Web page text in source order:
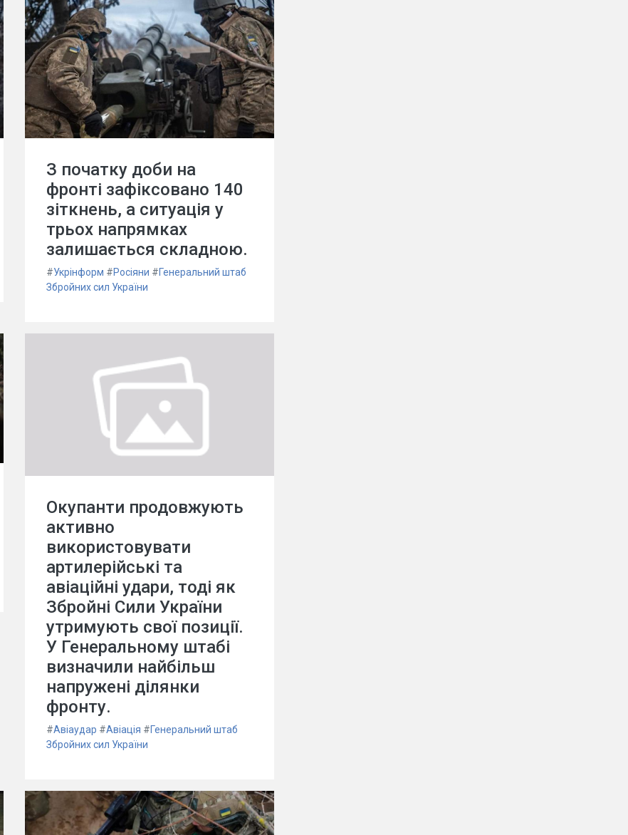
З початку доби на
фронті зафіксовано 140
зіткнень, а ситуація у
трьох напрямках
залишається складною.
#Укрінформ #Росіяни #Генеральний штаб
Збройних сил України
Окупанти продовжують
активно
використовувати
артилерійські та
авіаційні удари, тоді як
Збройні Сили України
утримують свої позиції.
У Генеральному штабі
визначили найбільш
напружені ділянки
фронту.
#Авіаудар #Авіація #Генеральний штаб
Збройних сил України